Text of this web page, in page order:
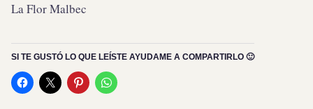
La Flor Malbec
SI TE GUSTÓ LO QUE LEÍSTE AYUDAME A COMPARTIRLO 🙂